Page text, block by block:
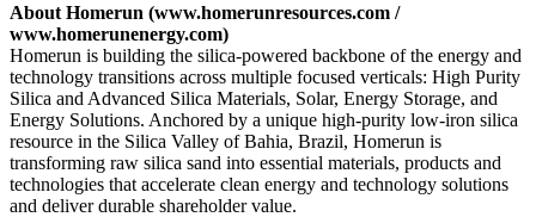
About Homerun (www.homerunresources.com /
www.homerunenergy.com)
Homerun is building the silica-powered backbone of the energy and
technology transitions across multiple focused verticals: High Purity
Silica and Advanced Silica Materials, Solar, Energy Storage, and
Energy Solutions. Anchored by a unique high-purity low-iron silica
resource in the Silica Valley of Bahia, Brazil, Homerun is
transforming raw silica sand into essential materials, products and
technologies that accelerate clean energy and technology solutions
and deliver durable shareholder value.